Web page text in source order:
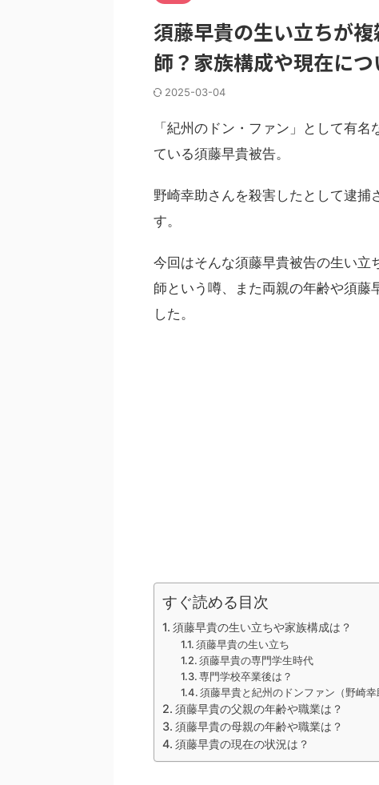
須藤早貴の生い立ちが
師？家族構成や現在につ
2025-03-04
「紀州のドン・ファン」として有
ている須藤早貴被告。
野崎幸助さんを殺害したとして逮捕
す。
今回はそんな須藤早貴被告の生い立
師という噂、また両親の年齢や須藤
した。
すぐ読める目次
須藤早貴の生い立ちや家族構成は？
須藤早貴の生い立ち
須藤早貴の専門学生時代
専門学校卒業後は？
須藤早貴と紀州のドンファン（野崎
須藤早貴の父親の年齢や職業は？
須藤早貴の母親の年齢や職業は？
須藤早貴の現在の状況は？